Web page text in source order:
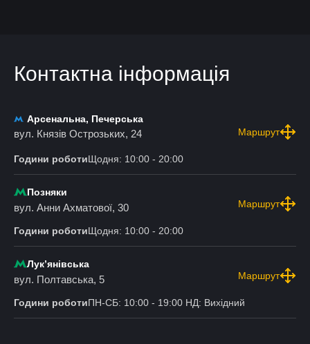
Контактна інформація
Арсенальна, Печерська
вул. Князів Острозьких, 24 Маршрут
Години роботиЩодня: 10:00 - 20:00
Позняки
вул. Анни Ахматової, 30 Маршрут
Години роботиЩодня: 10:00 - 20:00
Лукʼянівська
вул. Полтавська, 5 Маршрут
Години роботиПН-СБ: 10:00 - 19:00 НД: Вихідний